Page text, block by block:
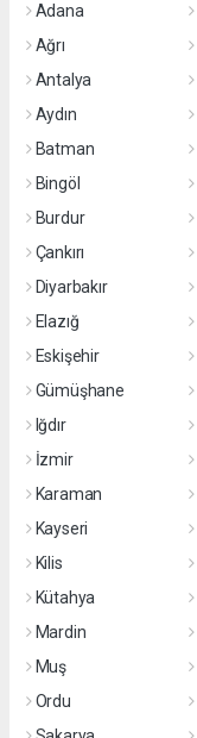
Adana
Ağrı
Antalya
Aydın
Batman
Bingöl
Burdur
Çankırı
Diyarbakır
Elazığ
Eskişehir
Gümüşhane
Iğdır
İzmir
Karaman
Kayseri
Kilis
Kütahya
Mardin
Muş
Ordu